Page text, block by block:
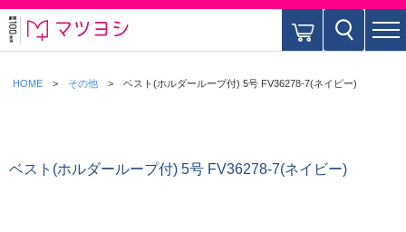
HOME その他 ベスト(ホルダーループ付) 5号 FV36278-7(ネイビー)
ベスト(ホルダーループ付) 5号 FV36278-7(ネイビー)